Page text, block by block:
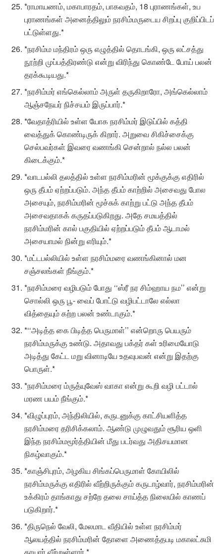
*ராமாயணம், மகாபாரதம், பாகவதம், 18 புராணங்கள், உப
புராணங்கள் அனைத்திலும் நரசிம்மருடைய சிறப்பு குறிப்பிடப்
பட்டுள்ளது.*
*நரசிம்ம மந்திரம் ஒரு எழுத்தில் தொடங்கி, ஒரு லட்சத்து
நூற்றி முப்பத்திரண்டு என்று விரிந்து கொண்டே போய் பலன்
தரக்கூடியது.*
*நரசிம்மர் எங்கெல்லாம் அருள் தருகிறாரோ, அங்கெல்லாம்
ஆஞ்சநேயர் நிச்சயம் இருப்பார்.*
*வேதாத்ரியில் உள்ள யோக நரசிம்மர் இடுப்பில் கத்தி
வைத்துக் கொண்டிருக் கிறார். அறுவை சிகிச்சைக்கு
செல்பவர்கள் இவரை வணங்கி சென்றால் நல்ல பலன்
கிடைக்கும்.*
*வாடபல்லி தலத்தில் உள்ள நரசிம்மரின் மூக்குக்கு எதிரில்
ஒரு தீபம் ஏற்றப்படும். அந்த தீபம் காற்றில் அசைவது போல
அசையும், நரசிம்மரின் மூச்சுக் காற்று பட்டு அந்த தீபம்
அசைவதாகக் கருதப்படுகிறது. அதே சமயத்தில்
நரசிம்மரின் கால் பகுதியில் ஏற்றப்படும் தீபம் ஆடாமல்
அசையாமல் நின்று எரியும்.*
*மட்டபல்லியில் உள்ள நரசிம்மரை வணங்கினால் மன
சஞ்சலங்கள் நீங்கும்.*
*நரசிம்மரை வழிபடும் போது ‘‘ஸ்ரீ நர சிம்ஹாய நம’’ என்று
சொல்லி ஒரு பூ- வைப் போட்டு வழிபட்டாலே எல்லா
வித்தையும் கற்ற பலன் உண்டாகும்.*
*‘‘அடித்த கை பிடித்த பெருமாள்’’ என்றொரு பெயரும்
நரசிம்மருக்கு உண்டு. அதாவது பக்தர் கள் உரிமையோடு
அடித்து கேட்ட மறு வினாடியே உதவுபவன் என்று இதற்கு
பொருள்.*
*நரசிம்மரை ம்ருத்யுவேஸ் வாகா என்று கூறி வழி பட்டால்
மரண பயம் நீங்கும்.*
*விழுப்புரம், அந்திலியில், கருடனுக்கு காட்சியளித்த
நரசிம்மரை தரிசிக்கலாம். ஆண்டு முழுவதும் சூரிய ஒளி
இந்த நரசிம்மமூர்த்தியின் மீது படர்வது அதிசயமான
நிகழ்வாகும்.*
*காஞ்சிபுரம், அழகிய சிங்கப்பெருமாள் கோயிலில்
நரசிம்மருக்கு எதிரில் வீற்றிருக்கும் கருடாழ்வார், நரசிம்மரின்
உக்கிரம் தாங்காது சற்றே தலை சாய்த்த நிலையில் காணப்
படுகிறார்.*
*திருநெல் வேலி, மேலமாட வீதியில் உள்ள நரசிம்மர்
ஆலயத்தில் நரசிம்மரின் தோளை அணைத்தபடி மகாலட்சுமி